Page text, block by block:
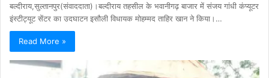
बल्दीराय,सुल्तानपुर(संवाददाता)।बल्दीराय तहसील के भवानीगढ़ बाजार में संजय गांधी कंप्यूटर
इंस्टीट्यूट सेंटर का उदघाटन इसौली विधायक मोहम्मद ताहिर खान ने किया।…
Read More »